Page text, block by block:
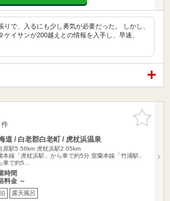
りで、入るにも少し勇気が必要だった。 しかし、
ケイサンが200越えとの情報を入手し、早速、
お気に入
りに追加
道 / 白老郡白老町 / 虎杖浜温泉
原駅5.56km 虎杖浜駅2.05km
本線「虎杖浜駅」から車で約5分 室蘭本線「竹浦駅」
車で約5…
時間
料金 ～
露天風呂